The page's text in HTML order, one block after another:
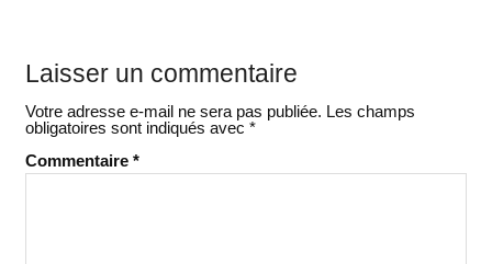
Laisser un commentaire
Votre adresse e-mail ne sera pas publiée. Les champs
obligatoires sont indiqués avec *
Commentaire *